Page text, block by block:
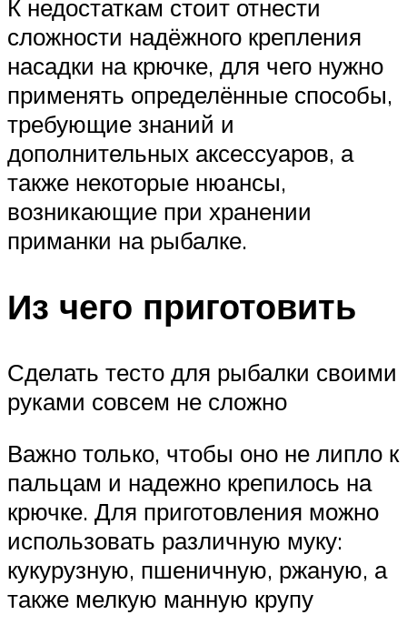
К недостаткам стоит отнести
сложности надёжного крепления
насадки на крючке, для чего нужно
применять определённые способы,
требующие знаний и
дополнительных аксессуаров, а
также некоторые нюансы,
возникающие при хранении
приманки на рыбалке.
Из чего приготовить
Сделать тесто для рыбалки своими
руками совсем не сложно
Важно только, чтобы оно не липло к
пальцам и надежно крепилось на
крючке. Для приготовления можно
использовать различную муку:
кукурузную, пшеничную, ржаную, а
также мелкую манную крупу